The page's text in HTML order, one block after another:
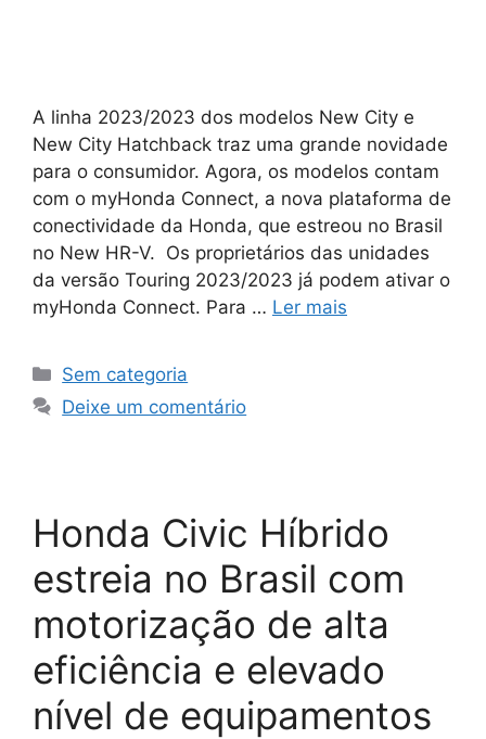
A linha 2023/2023 dos modelos New City e
New City Hatchback traz uma grande novidade
para o consumidor. Agora, os modelos contam
com o myHonda Connect, a nova plataforma de
conectividade da Honda, que estreou no Brasil
no New HR-V. Os proprietários das unidades
da versão Touring 2023/2023 já podem ativar o
myHonda Connect. Para … Ler mais
Sem categoria
Deixe um comentário
Honda Civic Híbrido
estreia no Brasil com
motorização de alta
eficiência e elevado
nível de equipamentos